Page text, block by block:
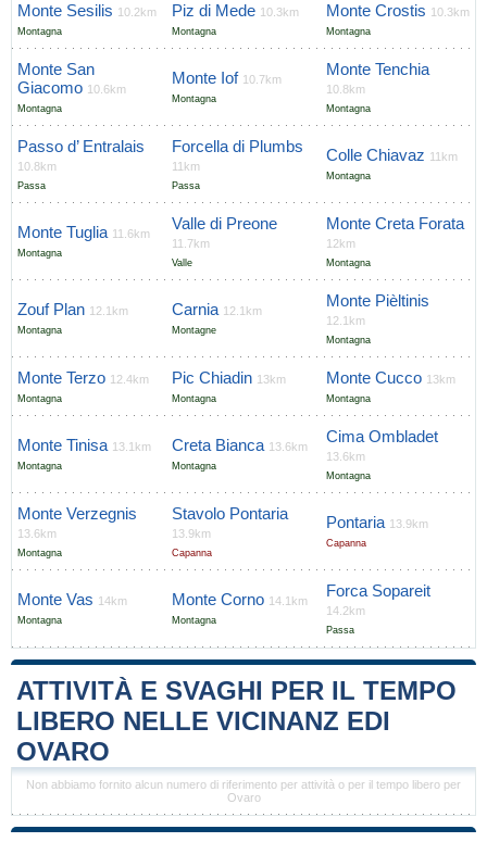
Monte Sesilis 10.2km
Montagna
Piz di Mede 10.3km
Montagna
Monte Crostis 10.3km
Montagna
Monte San
Giacomo 10.6km
Montagna
Monte Iof 10.7km
Montagna
Monte Tenchia
10.8km
Montagna
Passo d’ Entralais
10.8km
Passa
Forcella di Plumbs
11km
Passa
Colle Chiavaz 11km
Montagna
Monte Tuglia 11.6km
Montagna
Valle di Preone
11.7km
Valle
Monte Creta Forata
12km
Montagna
Zouf Plan 12.1km
Montagna
Carnia 12.1km
Montagne
Monte Pièltinis
12.1km
Montagna
Monte Terzo 12.4km
Montagna
Pic Chiadin 13km
Montagna
Monte Cucco 13km
Montagna
Monte Tinisa 13.1km
Montagna
Creta Bianca 13.6km
Montagna
Cima Ombladet
13.6km
Montagna
Monte Verzegnis
13.6km
Montagna
Stavolo Pontaria
13.9km
Capanna
Pontaria 13.9km
Capanna
Monte Vas 14km
Montagna
Monte Corno 14.1km
Montagna
Forca Sopareit
14.2km
Passa
ATTIVITÀ E SVAGHI PER IL TEMPO
LIBERO NELLE VICINANZ EDI
OVARO
Non abbiamo fornito alcun numero di riferimento per attività o per il tempo libero per
Ovaro